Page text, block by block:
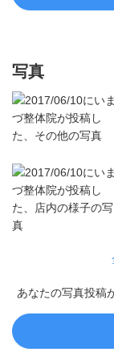
写真
あなたの写真投稿